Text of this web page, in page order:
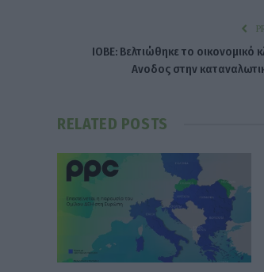
ΙΟΒΕ: Βελτιώθηκε το οικονομικό
Ανοδος στην
RELATED POSTS